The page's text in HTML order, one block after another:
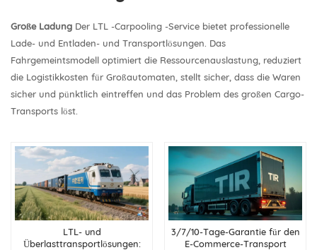
Große Ladung Der LTL -Carpooling -Service bietet professionelle
Lade- und Entladen- und Transportlösungen. Das
Fahrgemeintsmodell optimiert die Ressourcenauslastung, reduziert
die Logistikkosten für Großautomaten, stellt sicher, dass die Waren
sicher und pünktlich eintreffen und das Problem des großen Cargo-
Transports löst.
LTL- und
Überlasttransportlösungen:
3/7/10-Tage-Garantie für den
E-Commerce-Transport